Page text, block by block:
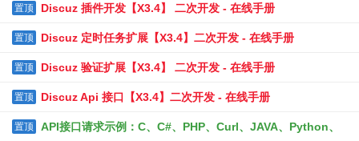
架
置顶 Discuz 插件开发【X3.4】 二次开发 - 在线手册
置顶 Discuz 定时任务扩展【X3.4】二次开发 - 在线手册
置顶 Discuz 验证扩展【X3.4】 二次开发 - 在线手册
置顶 Discuz Api 接口【X3.4】二次开发 - 在线手册
置顶 API接口请求示例：C、C#、PHP、Curl、JAVA、Python、